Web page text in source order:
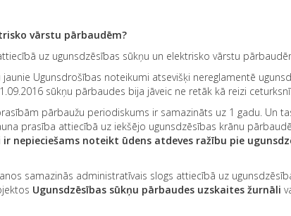
vārstu pārbaudēm?
uz ugunsdzēsības sūkņu un elektrisko vārstu
Ugunsdrošības noteikumi atsevišķi nereglamentē
sūkņu pārbaudes bija jāveic ne retāk kā reizi
pārbaužu periodiskums ir samazināts uz 1 gadu. Un
prasība attiecībā uz iekšējo ugunsdzēsības krānu
ir nepieciešams noteikt ūdens atdeves ražību pie
samazinās administratīvais slogs attiecībā uz
Ugunsdzēsības sūkņu pārbaudes uzskaites žurnāli